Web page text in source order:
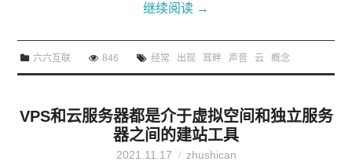
继续阅读 →
六六互联 846 经常 出现 耳畔 声音 云 概念
VPS和云服务器都是介于虚拟空间和独立服务
器之间的建站工具
2021.11.17 zhushican